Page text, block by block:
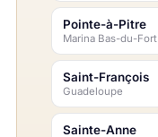
Pointe-à-Pitre
Marina Bas-du-Fort
Saint-François
Guadeloupe
Sainte-Anne